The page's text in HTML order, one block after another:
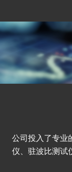
公司投入了专业
仪、驻波比测试